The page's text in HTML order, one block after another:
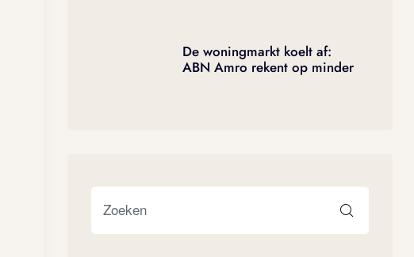
De woningmarkt koelt af:
ABN Amro rekent op minder